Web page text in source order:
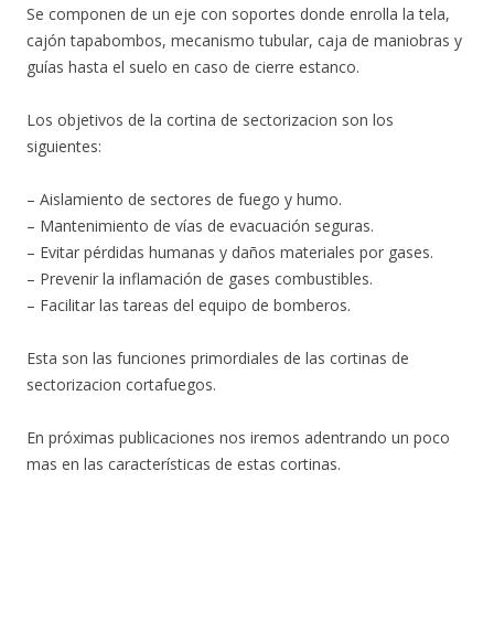
Se componen de un eje con soportes donde enrolla la tela,
cajón tapabombos, mecanismo tubular, caja de maniobras y
guías hasta el suelo en caso de cierre estanco.
Los objetivos de la cortina de sectorizacion son los
siguientes:
– Aislamiento de sectores de fuego y humo.
– Mantenimiento de vías de evacuación seguras.
– Evitar pérdidas humanas y daños materiales por gases.
– Prevenir la inflamación de gases combustibles.
– Facilitar las tareas del equipo de bomberos.
Esta son las funciones primordiales de las cortinas de
sectorizacion cortafuegos.
En próximas publicaciones nos iremos adentrando un poco
mas en las características de estas cortinas.